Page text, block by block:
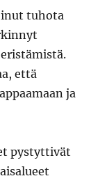
tuhota
että
ja
pystyttivät